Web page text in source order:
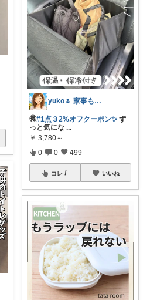
yuko🌷 家事も育児もちょっとラクに
🉐#1点３2%オフクーポン✨ ず
っと気にな ...
￥ 3,780～
0 0 499
コレ いいね